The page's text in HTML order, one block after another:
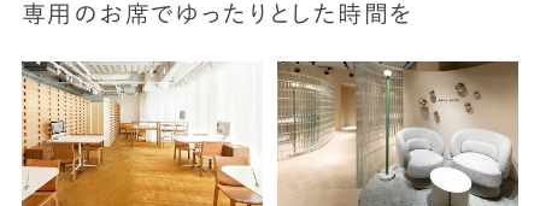
専用のお席でゆったりとした時間を